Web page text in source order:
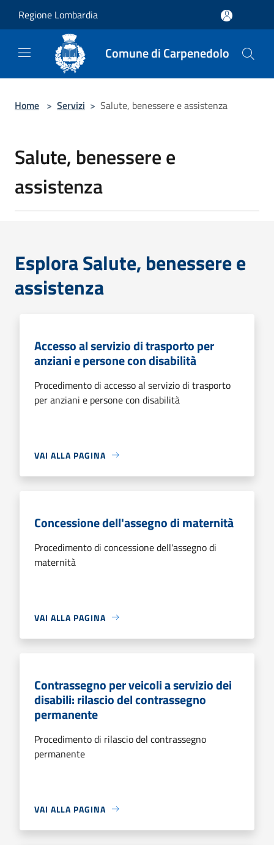
Regione Lombardia
Comune di Carpenedolo
Home > Servizi > Salute, benessere e assistenza
Salute, benessere e
assistenza
Esplora Salute, benessere e
assistenza
Accesso al servizio di trasporto per
anziani e persone con disabilità
Procedimento di accesso al servizio di trasporto
per anziani e persone con disabilità
VAI ALLA PAGINA
Concessione dell'assegno di maternità
Procedimento di concessione dell'assegno di
maternità
VAI ALLA PAGINA
Contrassegno per veicoli a servizio dei
disabili: rilascio del contrassegno
permanente
Procedimento di rilascio del contrassegno
permanente
VAI ALLA PAGINA